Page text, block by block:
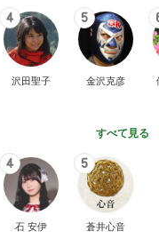
4
沢田聖子
5
金沢克彦
すべて見る
4
石 安伊
5
蒼井心音